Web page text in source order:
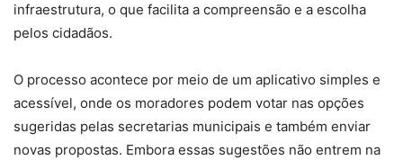
infraestrutura, o que facilita a compreensão e a escolha
pelos cidadãos.
O processo acontece por meio de um aplicativo simples e
acessível, onde os moradores podem votar nas opções
sugeridas pelas secretarias municipais e também enviar
novas propostas. Embora essas sugestões não entrem na